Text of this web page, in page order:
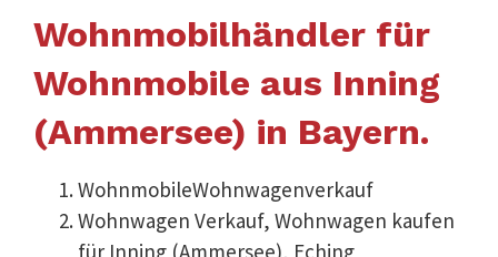
Wohnmobilhändler für
Wohnmobile aus Inning
(Ammersee) in Bayern.
WohnmobileWohnwagenverkauf
Wohnwagen Verkauf, Wohnwagen kaufen
für Inning (Ammersee), Eching